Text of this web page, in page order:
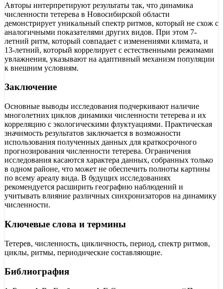
Авторы интерпретируют результаты так, что динамика
численности тетерева в Новосибирской области
демонстрирует уникальный спектр ритмов, который не схож с
аналогичными показателями других видов. При этом 7-
летний ритм, который совпадает с изменениями климата, и
13-летний, который коррелирует с естественными режимами
увлажнения, указывают на адаптивный механизм популяции
к внешним условиям.
Заключение
Основные выводы исследования подчеркивают наличие
многолетних циклов динамики численности тетерева и их
корреляцию с экологическими флуктуациями. Практическая
значимость результатов заключается в возможности
использования полученных данных для краткосрочного
прогнозирования численности тетерева. Ограничения
исследования касаются характера данных, собранных только
в одном районе, что может не обеспечить полноты картины
по всему ареалу вида. В будущих исследованиях
рекомендуется расширить географию наблюдений и
учитывать влияние различных синхронизаторов на динамику
численности.
Ключевые слова и термины
Тетерев, численность, цикличность, период, спектр ритмов,
циклы, ритмы, периодические составляющие.
Библиография